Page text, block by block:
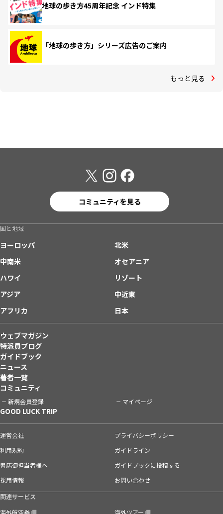
地球の歩き方45周年記念 インド特集
「地球の歩き方」シリーズ広告のご案内
もっと見る
コミュニティを見る
国と地域
ヨーロッパ
北米
中南米
オセアニア
ハワイ
リゾート
アジア
中近東
アフリカ
日本
ウェブマガジン
特派員ブログ
ガイドブック
ニュース
著者一覧
コミュニティ
新規会員登録 マイページ
GOOD LUCK TRIP
運営会社
プライバシーポリシー
利用規約
ガイドライン
書店御担当者様へ
ガイドブックに投稿する
採用情報
お問い合わせ
関連サービス
海外航空券
海外ツアー